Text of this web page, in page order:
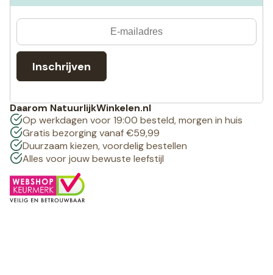
Inschrijven
Daarom NatuurlijkWinkelen.nl
Op werkdagen voor 19:00 besteld, morgen in huis
Gratis bezorging vanaf €59,99
Duurzaam kiezen, voordelig bestellen
Alles voor jouw bewuste leefstijl